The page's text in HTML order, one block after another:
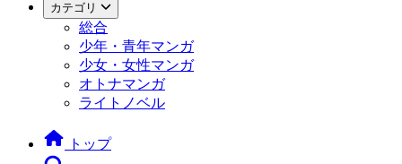
カテゴリ
総合
少年・青年マンガ
少女・女性マンガ
オトナマンガ
ライトノベル
トップ